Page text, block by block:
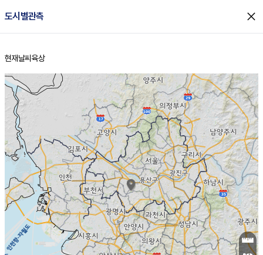
도시별관측 close
홈
현재날씨 육상